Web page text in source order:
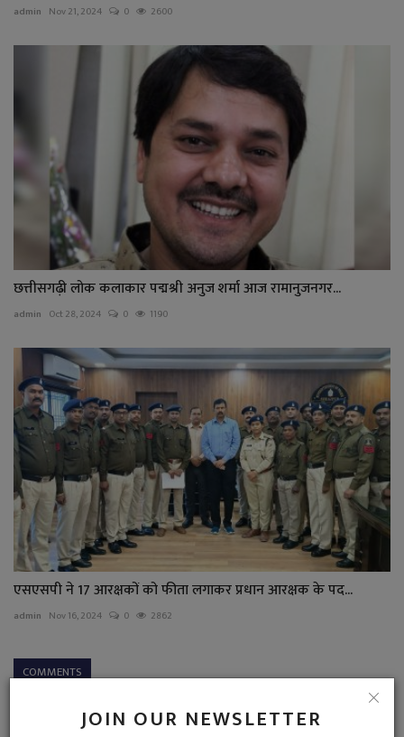
JOIN OUR NEWSLETTER
admin Nov 21, 2024 0 2600
छत्तीसगढ़ी लोक कलाकार पद्मश्री अनुज शर्मा आज रामानुजनगर...
admin Oct 28, 2024 0 1190
एसएसपी ने 17 आरक्षकों को फीता लगाकर प्रधान आरक्षक के पद...
admin Nov 16, 2024 0 2862
COMMENTS